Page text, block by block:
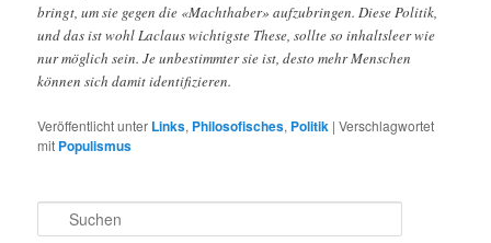
bringt, um sie gegen die «Machthaber» aufzubringen. Diese Politik,
und das ist wohl Laclaus wichtigste These, sollte so inhaltsleer wie
nur möglich sein. Je unbestimmter sie ist, desto mehr Menschen
können sich damit identifizieren.
Veröffentlicht unter Links, Philosofisches, Politik |Verschlagwortet
mit Populismus
u